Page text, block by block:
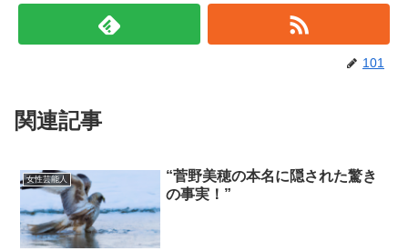
101
関連記事
女性芸能人
“菅野美穂の本名に隠された驚き
の事実！”